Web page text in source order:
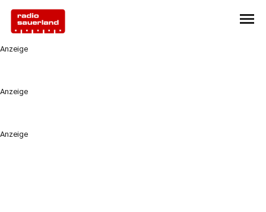
menu
Anzeige
Anzeige
Anzeige